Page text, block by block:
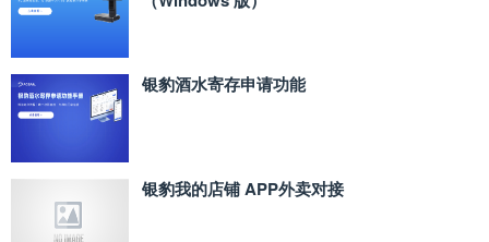
银豹酒水寄存申请功能
银豹我的店铺 APP外卖对接